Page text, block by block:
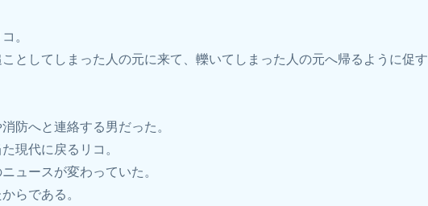
。
としてしまった人の元に来て、轢いてしまった人の元へ帰るように促す
防へと連絡する男だった。
現代に戻るリコ。
ュースが変わっていた。
らである。